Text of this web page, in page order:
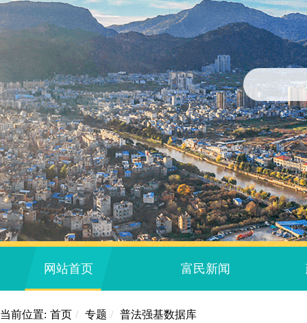
网站首页 富民新闻
当前位置: 首页 / 专题 / 普法强基数据库